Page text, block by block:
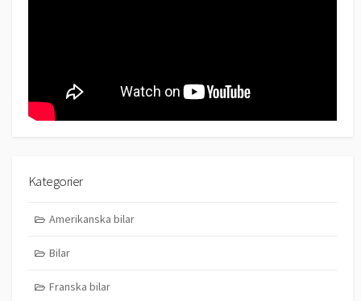
Kategorier
Amerikanska bilar
Bilar
Franska bilar